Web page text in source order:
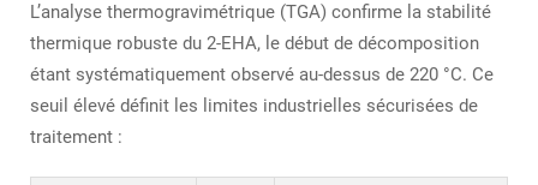
L’analyse thermogravimétrique (TGA) confirme la stabilité
thermique robuste du 2-EHA, le début de décomposition
étant systématiquement observé au-dessus de 220 °C. Ce
seuil élevé définit les limites industrielles sécurisées de
traitement :